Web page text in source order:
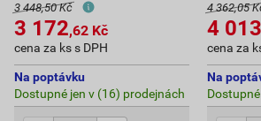
3 448,50 Kč
3 172,62 Kč
cena za ks s DPH
Na poptávku
Dostupné jen v (16) prodejnách
4 362,05
4 013
cena za
Na